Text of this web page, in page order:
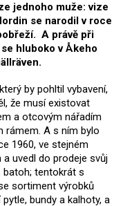
jednoho muže: vize
se narodil v roce
A právě při
hluboko v Åkeho
by pohltil vybavení,
že musí existovat
a otcovým nářadím
rámem. A s ním bylo
1960, ve stejném
uvedl do prodeje svůj
batoh; tentokrát s
sortiment výrobků
bundy a kalhoty, a